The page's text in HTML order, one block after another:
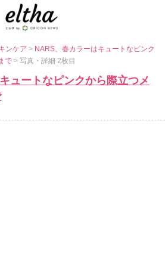
ンケア> NARS、春カラーはキュートなピンク
で> 写真・詳細 2枚目
ュートなピンクから際立つメ